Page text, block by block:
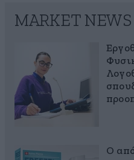
MARKET NEWS
Ο